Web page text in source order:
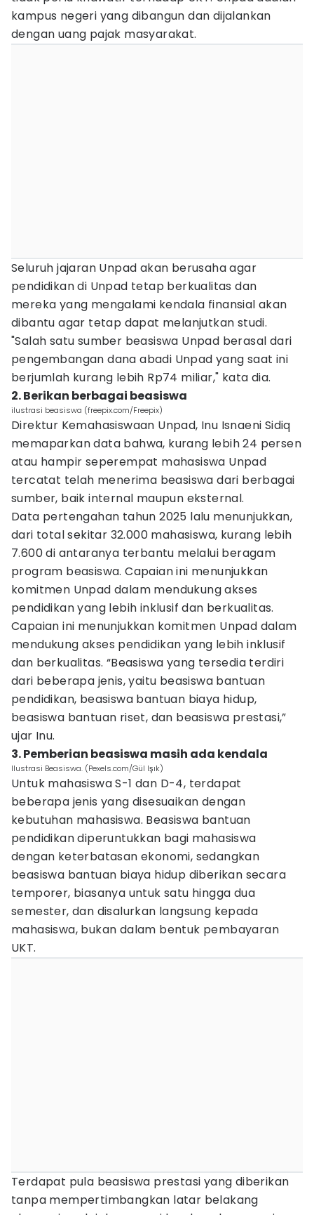
kampus negeri yang dibangun dan dijalankan
dengan uang pajak masyarakat.
Seluruh jajaran Unpad akan berusaha agar
pendidikan di Unpad tetap berkualitas dan
mereka yang mengalami kendala finansial akan
dibantu agar tetap dapat melanjutkan studi.
"Salah satu sumber beasiswa Unpad berasal dari
pengembangan dana abadi Unpad yang saat ini
berjumlah kurang lebih Rp74 miliar," kata dia.
2. Berikan berbagai beasiswa
ilustrasi beasiswa (freepix.com/Freepix)
Direktur Kemahasiswaan Unpad, Inu Isnaeni Sidiq
memaparkan data bahwa, kurang lebih 24 persen
atau hampir seperempat mahasiswa Unpad
tercatat telah menerima beasiswa dari berbagai
sumber, baik internal maupun eksternal.
Data pertengahan tahun 2025 lalu menunjukkan,
dari total sekitar 32.000 mahasiswa, kurang lebih
7.600 di antaranya terbantu melalui beragam
program beasiswa. Capaian ini menunjukkan
komitmen Unpad dalam mendukung akses
pendidikan yang lebih inklusif dan berkualitas.
Capaian ini menunjukkan komitmen Unpad dalam
mendukung akses pendidikan yang lebih inklusif
dan berkualitas. “Beasiswa yang tersedia terdiri
dari beberapa jenis, yaitu beasiswa bantuan
pendidikan, beasiswa bantuan biaya hidup,
beasiswa bantuan riset, dan beasiswa prestasi,”
ujar Inu.
3. Pemberian beasiswa masih ada kendala
Ilustrasi Beasiswa. (Pexels.com/Gül Işık)
Untuk mahasiswa S-1 dan D-4, terdapat
beberapa jenis yang disesuaikan dengan
kebutuhan mahasiswa. Beasiswa bantuan
pendidikan diperuntukkan bagi mahasiswa
dengan keterbatasan ekonomi, sedangkan
beasiswa bantuan biaya hidup diberikan secara
temporer, biasanya untuk satu hingga dua
semester, dan disalurkan langsung kepada
mahasiswa, bukan dalam bentuk pembayaran
UKT.
Terdapat pula beasiswa prestasi yang diberikan
tanpa mempertimbangkan latar belakang